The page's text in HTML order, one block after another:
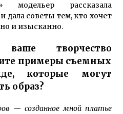
мать 13 детей так
Маша Тельная рассказала о
гонорарах и личной жизни
модельер рассказала
дала советы тем, кто хочет
и изысканно.
творчество
примеры съемных
которые могут
образ?
— созданное мной платье